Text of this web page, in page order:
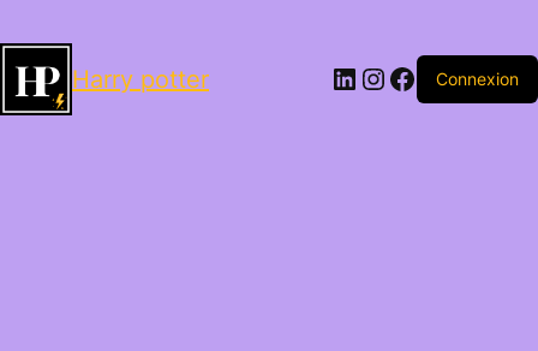
Harry potter LinkedIn
Instagram
Facebook
Connexion